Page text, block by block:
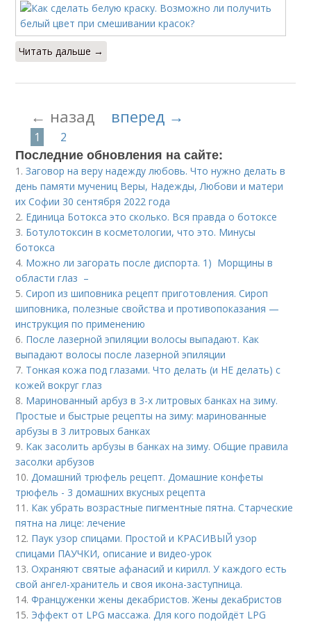
Читать дальше →
← назад вперед →
1 2
Последние обновления на сайте:
1.Заговор на веру надежду любовь. Что нужно делать в
день памяти мучениц Веры, Надежды, Любови и матери
их Софии 30 сентября 2022 года
2. Единица Ботокса это сколько. Вся правда о ботоксе
3. Ботулотоксин в косметологии, что это. Минусы
ботокса
4. Можно ли загорать после диспорта. 1) Морщины в
области глаз –
5.Сироп из шиповника рецепт приготовления. Сироп
шиповника, полезные свойства и противопоказания —
инструкция по применению
6. После лазерной эпиляции волосы выпадают. Как
выпадают волосы после лазерной эпиляции
7. Тонкая кожа под глазами. Что делать (и НЕ делать) с
кожей вокруг глаз
8. Маринованный арбуз в 3-х литровых банках на зиму.
Простые и быстрые рецепты на зиму: маринованные
арбузы в 3 литровых банках
9. Как засолить арбузы в банках на зиму. Общие правила
засолки арбузов
10. Домашний трюфель рецепт. Домашние конфеты
трюфель - 3 домашних вкусных рецепта
11. Как убрать возрастные пигментные пятна. Старческие
пятна на лице: лечение
12. Паук узор спицами. Простой и КРАСИВЫЙ узор
спицами ПАУЧКИ, описание и видео-урок
13.Охраняют святые афанасий и кирилл. У каждого есть
свой ангел-хранитель и своя икона-заступница.
14.Француженки жены декабристов. Жены декабристов
15. Эффект от LPG массажа. Для кого подойдёт LPG